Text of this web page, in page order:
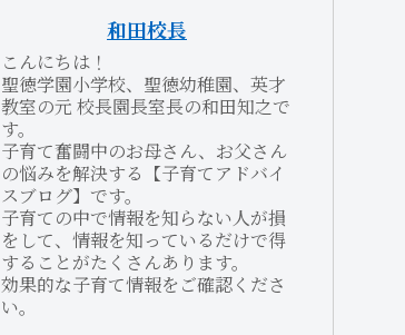
和田校長
こんにちは！
聖徳学園小学校、聖徳幼稚園、英才
教室の元 校長園長室長の和田知之で
す。
子育て奮闘中のお母さん、お父さん
の悩みを解決する【子育てアドバイ
スブログ】です。
子育ての中で情報を知らない人が損
をして、情報を知っているだけで得
することがたくさんあります。
効果的な子育て情報をご確認くださ
い。